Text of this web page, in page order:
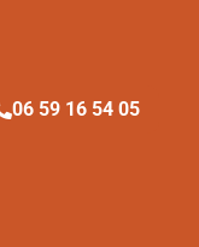
06 59 16 54 05